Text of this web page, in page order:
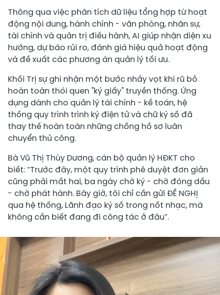
Thông qua việc phân tích dữ liệu tổng hợp từ hoạt
động nội dung, hành chính - văn phòng, nhân sự,
tài chính và quản trị điều hành, AI giúp nhận diện xu
hướng, dự báo rủi ro, đánh giá hiệu quả hoạt động
và đề xuất các phương án quản lý tối ưu.
Khối Trị sự ghi nhận một bước nhảy vọt khi rũ bỏ
hoàn toàn thói quen "ký giấy" truyền thống. Ứng
dụng dành cho quản lý tài chính - kế toán, hệ
thống quy trình trình ký điện tử và chữ ký số đã
thay thế hoàn toàn những chồng hồ sơ luân
chuyển thủ công.
Bà Vũ Thị Thùy Dương, cán bộ quản lý HĐKT cho
biết: “Trước đây, một quy trình phê duyệt đơn giản
cũng phải mất hai, ba ngày chờ ký - chờ đóng dấu
- chờ phát hành. Bây giờ, tôi chỉ cần gửi ĐỀ NGHỊ
qua hệ thống, Lãnh đạo ký số trong nốt nhạc, mà
không cần biết đang đi công tác ở đâu”.